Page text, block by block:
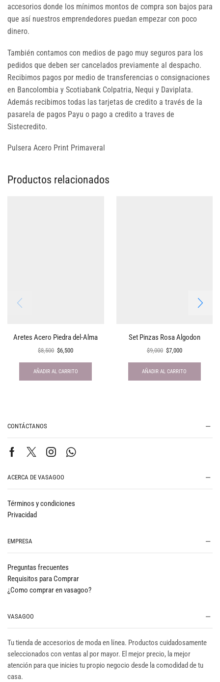
accesorios donde los mínimos montos de compra son bajos para
que así nuestros emprendedores puedan empezar con poco
dinero.
También contamos con medios de pago muy seguros para los
pedidos que deben ser cancelados previamente al despacho.
Recibimos pagos por medio de transferencias o consignaciones
en Bancolombia y Scotiabank Colpatria, Nequi y Daviplata.
Además recibimos todas las tarjetas de credito a través de la
pasarela de pagos Payu o pago a credito a traves de
Sistecredito.
Pulsera Acero Print Primaveral
Productos relacionados
Aretes Acero Piedra del-Alma
$8,500 $6,500
AÑADIR AL CARRITO
Set Pinzas Rosa Algodon
$9,000 $7,000
AÑADIR AL CARRITO
CONTÁCTANOS
ACERCA DE VASAGOO
Términos y condiciones
Privacidad
EMPRESA
Preguntas frecuentes
Requisitos para Comprar
¿Como comprar en vasagoo?
VASAGOO
Tu tienda de accesorios de moda en línea. Productos cuidadosamente
seleccionados con ventas al por mayor. El mejor precio, la mejor
atención para que inicies tu propio negocio desde la comodidad de tu
casa.